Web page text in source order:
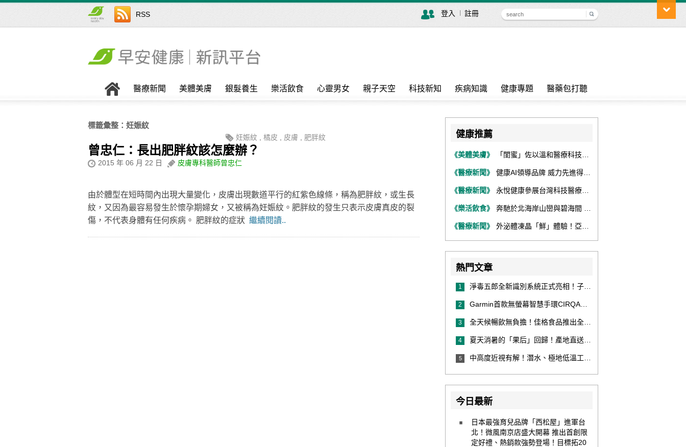
RSS 登入 註冊
醫療新聞 美體美膚 銀髮養生 樂活飲食 心靈男女 親子天空 科技新知 疾病知識 健康專題 醫藥包打聽
標籤彙整： 妊娠紋
妊娠紋 橘皮 皮膚 肥胖紋
曾忠仁：長出肥胖紋該怎麼辦？
2015 年 06 月 22 日 皮膚專科醫師曾忠仁
由於體型在短時間內出現大量變化，皮膚出現數道平行的紅紫色線條，稱為肥胖紋，或生長
紋，又因為最容易發生於懷孕期婦女，又被稱為妊娠紋。肥胖紋的發生只表示皮膚真皮的裂
傷，不代表身體有任何疾病。 肥胖紋的症狀 繼續閱讀..
健康推薦
《美體美膚》 「閨蜜」佐以溫和醫療科技，陪伴女性找回身體舒適與自信
《醫療新聞》 健康AI領導品牌 威力先進得獎不斷 同獲『玉山獎』『金炬獎』最高肯定
《醫療新聞》 永悅健康參展台灣科技醫療展 展現數位健康全場景整合能力
《樂活飲食》 奔馳於北海岸山巒與碧海間 跑出屬於你的生命之光 『2026光境半程馬拉松挑戰賽－升龍道』火熱報名中
《醫療新聞》 外泌體凍晶「鮮」體驗！亞家生技解鎖24個月高活性 專利瓶蓋「秒回溶」超驚艷！醫科展秀「睛」亮神采
熱門文章
1 淨毒五郎全新識別系統正式亮相！子品牌然本再推體香噴霧新產品！
2 Garmin首款無螢幕智慧手環CIRQA登場 專注健康無須訂閱！ 輕量舒適風格百搭 生態系無縫串接 打造全天候零干擾健康與恢復管理新體驗
3 全天候暢飲無負擔！佳格食品推出全新穀物茶品牌「穀萃」 首發「穀萃 蕎麥國寶茶」無糖、0咖啡因 24小時暖心陪伴
4 夏天消暑的「果后」回歸！產地直送泰國鮮山竹，打造夏日最頂級的天然補給
5 中高度近視有解！潛水、極地低溫工作者優選 EVO ICL 膠原蛋白眼內鏡
今日最新
日本最強育兒品牌「西松屋」進軍台
北！微風南京店盛大開幕 推出首創限
定好禮、熱銷款強勢登場！目標拓20